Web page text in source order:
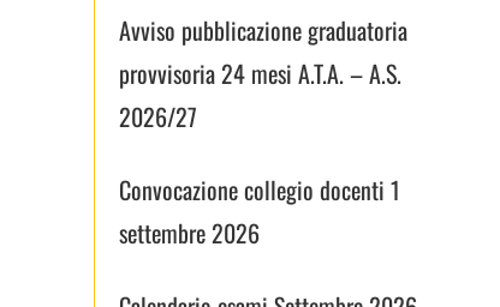
Avviso pubblicazione graduatoria
provvisoria 24 mesi A.T.A. – A.S.
2026/27
Convocazione collegio docenti 1
settembre 2026